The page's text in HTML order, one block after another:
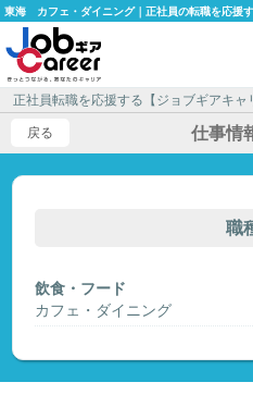
東海 カフェ・ダイニング｜正社員の転職を応援
正社員転職を応援する【ジョブギアキャ
戻る
仕事情
職
飲食・フード
カフェ・ダイニング